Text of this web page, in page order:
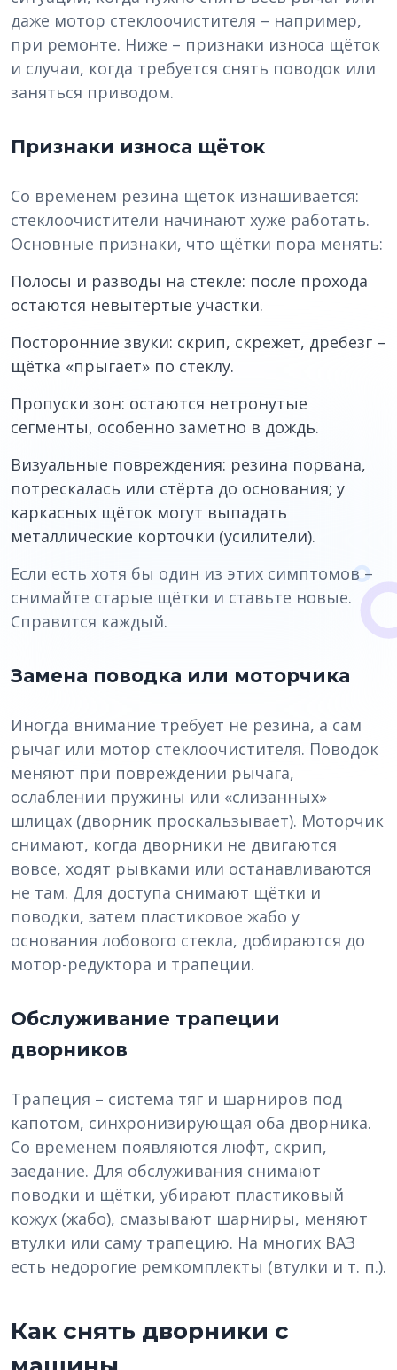
даже мотор стеклоочистителя – например,
при ремонте. Ниже – признаки износа щёток
и случаи, когда требуется снять поводок или
заняться приводом.
Признаки износа щёток
Со временем резина щёток изнашивается:
стеклоочистители начинают хуже работать.
Основные признаки, что щётки пора менять:
Полосы и разводы на стекле: после прохода
остаются невытёртые участки.
Посторонние звуки: скрип, скрежет, дребезг –
щётка «прыгает» по стеклу.
Пропуски зон: остаются нетронутые
сегменты, особенно заметно в дождь.
Визуальные повреждения: резина порвана,
потрескалась или стёрта до основания; у
каркасных щёток могут выпадать
металлические корточки (усилители).
Если есть хотя бы один из этих симптомов –
снимайте старые щётки и ставьте новые.
Справится каждый.
Замена поводка или моторчика
Иногда внимание требует не резина, а сам
рычаг или мотор стеклоочистителя. Поводок
меняют при повреждении рычага,
ослаблении пружины или «слизанных»
шлицах (дворник проскальзывает). Моторчик
снимают, когда дворники не двигаются
вовсе, ходят рывками или останавливаются
не там. Для доступа снимают щётки и
поводки, затем пластиковое жабо у
основания лобового стекла, добираются до
мотор-редуктора и трапеции.
Обслуживание трапеции
дворников
Трапеция – система тяг и шарниров под
капотом, синхронизирующая оба дворника.
Со временем появляются люфт, скрип,
заедание. Для обслуживания снимают
поводки и щётки, убирают пластиковый
кожух (жабо), смазывают шарниры, меняют
втулки или саму трапецию. На многих ВАЗ
есть недорогие ремкомплекты (втулки и т. п.).
Как снять дворники с